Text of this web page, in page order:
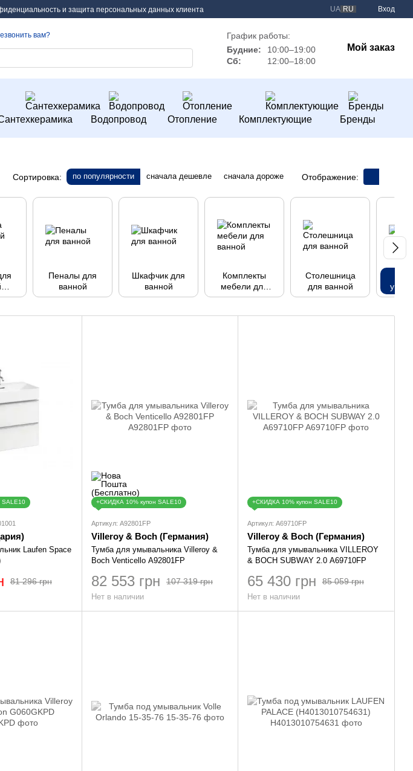
и защита персональных данных клиента UA RU Вход
вам?
График работы:
Будние:
10:00–19:00
Сб:
12:00–18:00
Мой заказ
Водопровод Отопление Комплектующие Бренды
Сортировка: по популярности сначала дешевле сначала дороже Отображение:
Пеналы для
ванной
Шкафчик для
ванной
Комплекты
мебели для
ванной
Столешница
для ванной
SALE10
Laufen Space
81 296 грн
+СКИДКА 10% купон SALE10
Артикул: A92801FP
Villeroy & Boch (Германия)
Тумба для умывальника Villeroy &
Boch Venticello A92801FP
107 319 грн
82 553 грн
Нет в наличии
+СКИДКА 10% купон SALE10
Артикул: A69710FP
Villeroy & Boch (Германия)
Тумба для умывальника VILLEROY
& BOCH SUBWAY 2.0 A69710FP
85 059 грн
65 430 грн
Нет в наличии